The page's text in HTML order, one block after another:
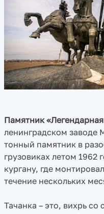
Памятник
ленинградском заводе
тонный памятник в
грузовиках летом 1962
кургану, где
течение нескольких
Тачанка – это, вихрь